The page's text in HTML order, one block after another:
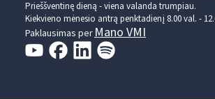
Prieššventinę dieną - viena valanda trumpiau.
Kiekvieno mėnesio antrą penktadienį 8.00 val. -
Paklausimas perMano VMI